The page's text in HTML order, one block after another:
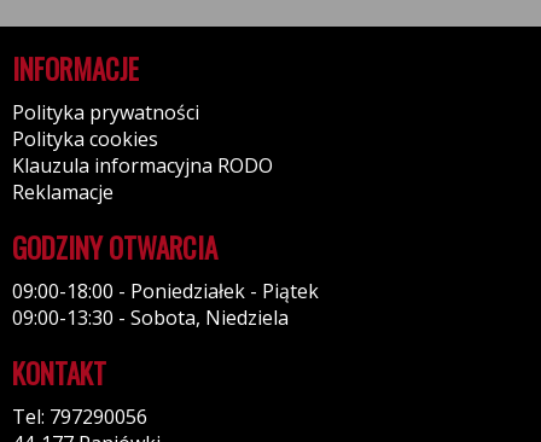
INFORMACJE
Polityka prywatności
Polityka cookies
Klauzula informacyjna RODO
Reklamacje
GODZINY OTWARCIA
09:00-18:00 - Poniedziałek - Piątek
09:00-13:30 - Sobota, Niedziela
KONTAKT
Tel: 797290056